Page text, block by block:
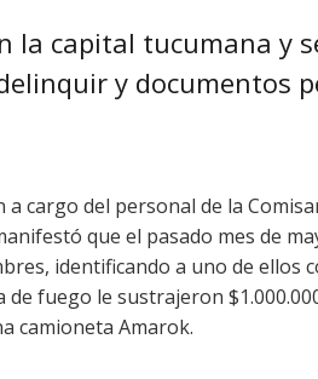
la capital tucumana y
y documentos
cargo del personal de la
que el pasado mes de
identificando a uno de ellos
fuego le sustrajeron
camioneta Amarok.